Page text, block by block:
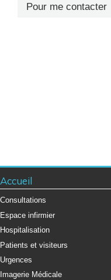
Pour me contacter
Accueil
Consultations
Espace infirmier
Hospitalisation
Patients et visiteurs
Urgences
Imagerie Médicale